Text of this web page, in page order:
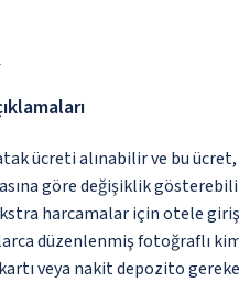
ücreti alınabilir ve bu
göre değişiklik
harcamalar için otele
düzenlenmiş fotoğraflı
veya nakit depozito